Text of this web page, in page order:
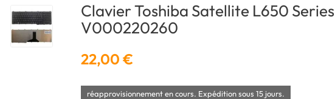
Clavier Toshiba Satellite L650 Series
V000220260
22,00 €
réapprovisionnement en cours. Expédition sous 15 jours.